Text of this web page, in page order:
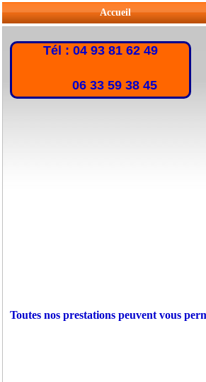
Accueil
Tél : 04 93 81 62 49
06 33 59 38 45
Toutes nos prestations peuvent vous